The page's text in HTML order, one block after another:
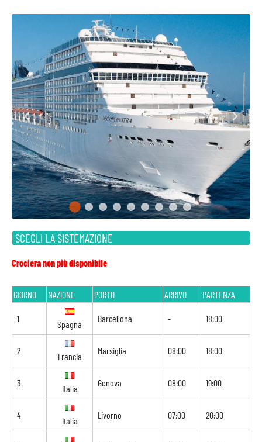
SCEGLI LA SISTEMAZIONE
Crociera non più disponibile
GIORNO NAZIONE PORTO ARRIVO PARTENZA
1
Spagna
Barcellona - 18:00
2
Francia
Marsiglia 08:00 18:00
3
Italia
Genova 08:00 19:00
4
Italia
Livorno 07:00 20:00